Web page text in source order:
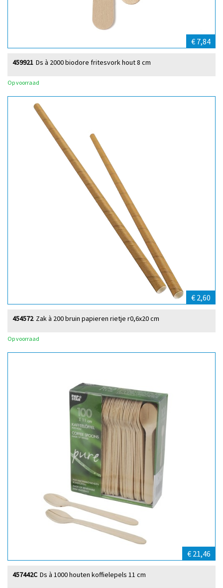
€ 7,84
Ds à 2000 biodore fritesvork hout 8 cm
459921
Op voorraad
€ 2,60
Zak à 200 bruin papieren rietje r0,6x20 cm
454572
Op voorraad
€ 21,46
Ds à 1000 houten koffielepels 11 cm
457442C